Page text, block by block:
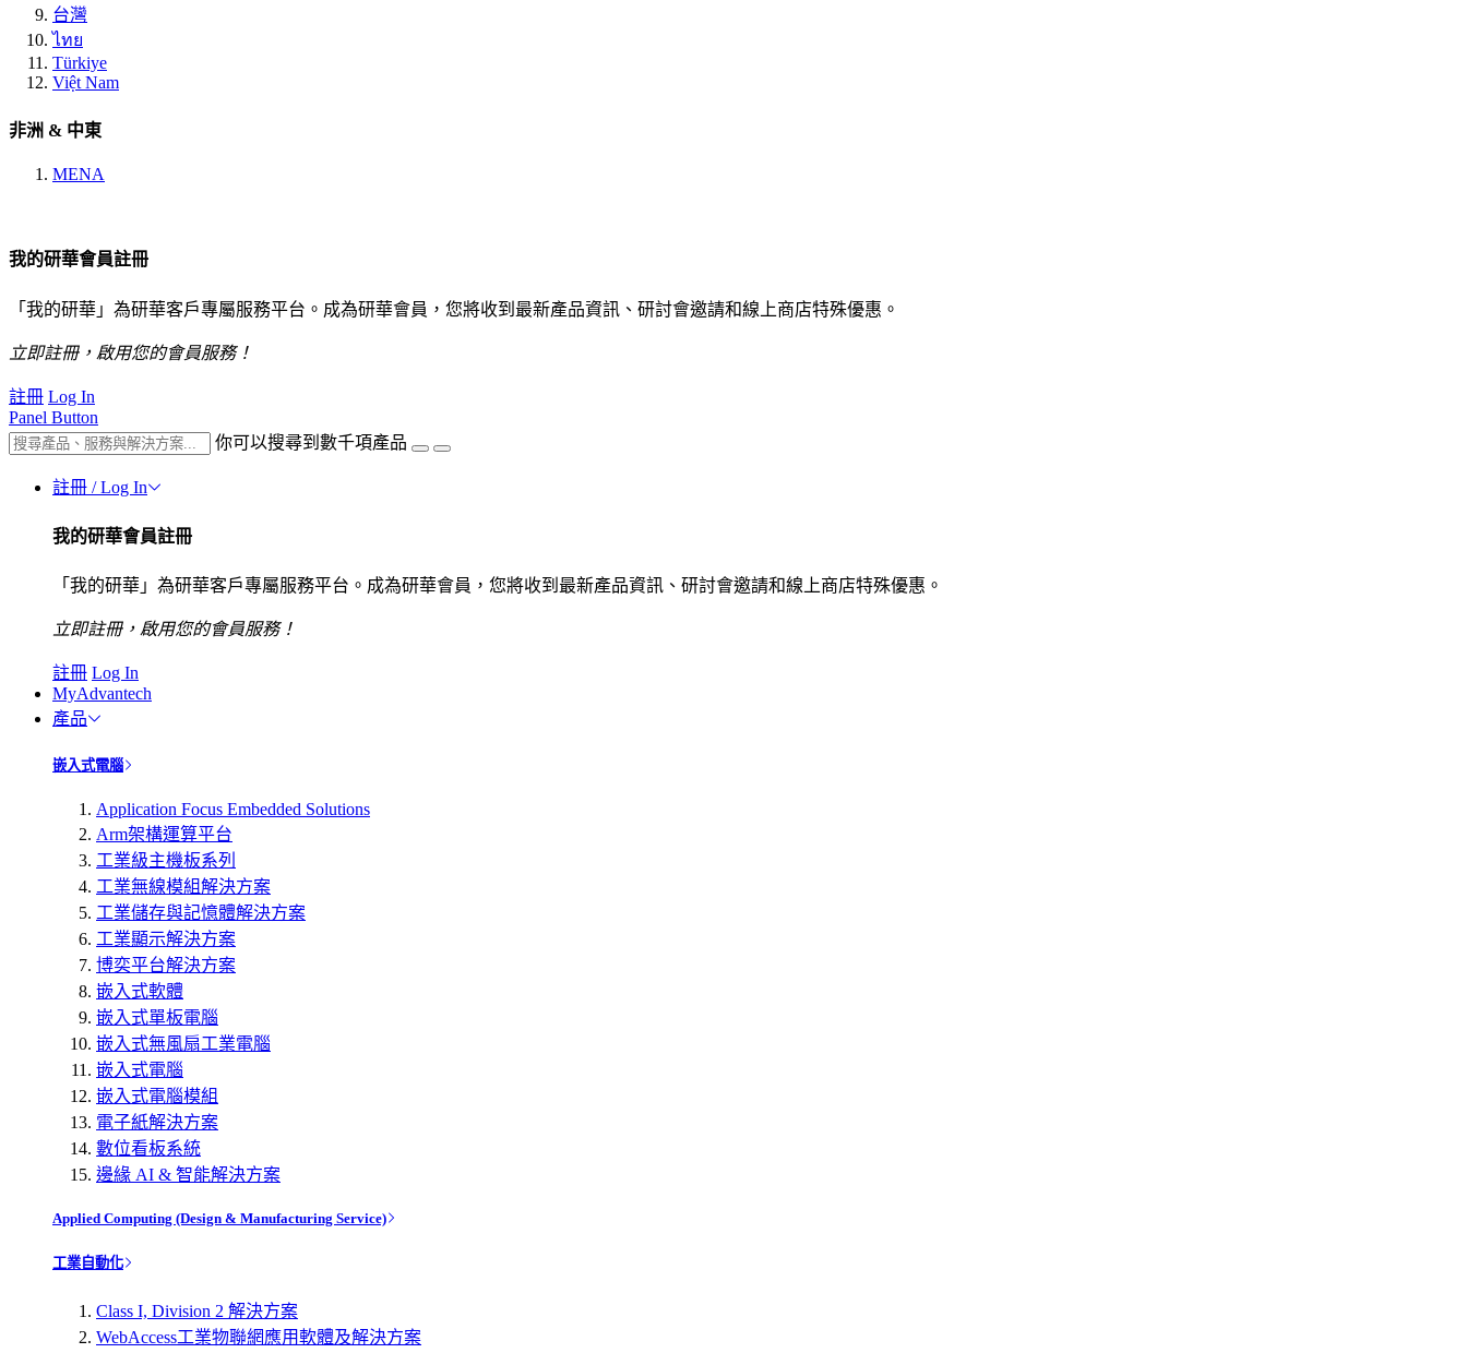
台灣
ไทย
Türkiye
Việt Nam
非洲 & 中東
MENA
我的研華會員註冊
「我的研華」為研華客戶專屬服務平台。成為研華會員，您將收到最新產品資訊、研討會邀請和線上商店特殊優惠。
立即註冊，啟用您的會員服務！
註冊 Log In
Panel Button
你可以搜尋到數千項產品
註冊 / Log In
我的研華會員註冊
「我的研華」為研華客戶專屬服務平台。成為研華會員，您將收到最新產品資訊、研討會邀請和線上商店特殊優惠。
立即註冊，啟用您的會員服務！
註冊 Log In
MyAdvantech
產品
嵌入式電腦
Application Focus Embedded Solutions
Arm架構運算平台
工業級主機板系列
工業無線模組解決方案
工業儲存與記憶體解決方案
工業顯示解決方案
博奕平台解決方案
嵌入式軟體
嵌入式單板電腦
嵌入式無風扇工業電腦
嵌入式電腦
嵌入式電腦模組
電子紙解決方案
數位看板系統
邊緣 AI & 智能解決方案
Applied Computing (Design & Manufacturing Service)
工業自動化
Class I, Division 2 解決方案
WebAccess工業物聯網應用軟體及解決方案